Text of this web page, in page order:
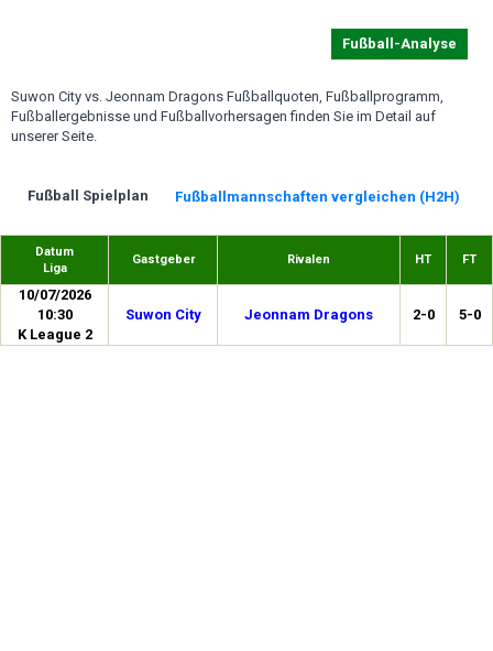
Fußball-Analyse
Suwon City vs. Jeonnam Dragons Fußballquoten, Fußballprogramm,
Fußballergebnisse und Fußballvorhersagen finden Sie im Detail auf
unserer Seite.
Fußball Spielplan Fußballmannschaften vergleichen (H2H)
Datum
Liga
Gastgeber Rivalen HT FT
10/07/2026
10:30
K League 2
Suwon City Jeonnam Dragons 2-0 5-0